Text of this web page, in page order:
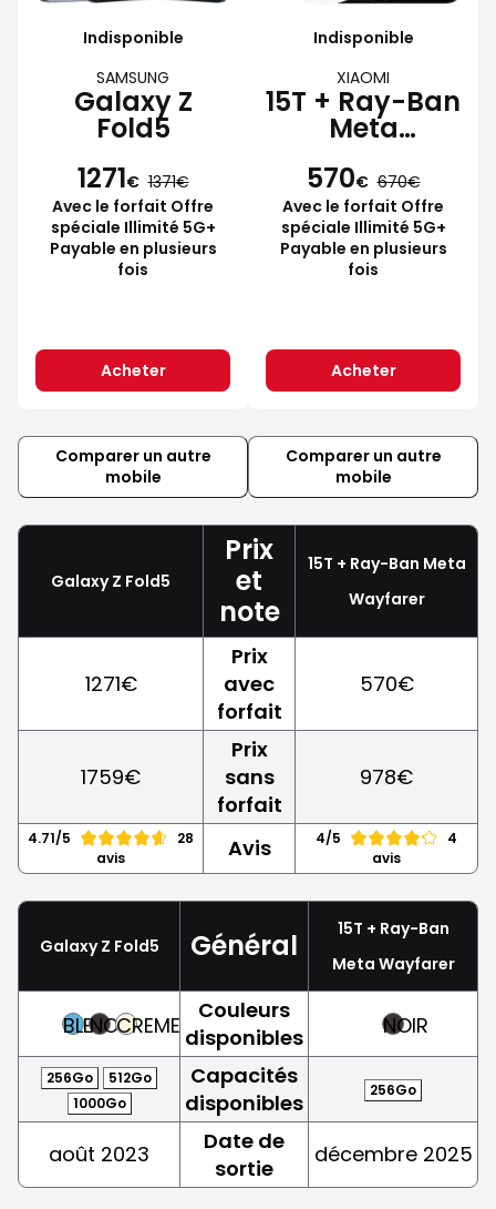
Indisponible
SAMSUNG
Galaxy Z
Fold5
1271€ 1371
Avec le forfait Offre
spéciale Illimité 5G+
Payable en plusieurs
fois
Acheter
Indisponible
XIAOMI
15T + Ray-Ban
Meta
570€ 670
Avec le forfait Offre
spéciale Illimité 5G+
Payable en plusieurs
fois
Acheter
Comparer un autre
mobile
Comparer un autre
mobile
Galaxy Z Fold5
Prix
et
note
15T + Ray-Ban Meta
Wayfarer
1271€
Prix
avec
forfait
570€
1759€
Prix
sans
forfait
978€
4.71/5
28
avis
Avis 4/5
4
avis
Galaxy Z Fold5 Général
15T + Ray-Ban
Meta Wayfarer
BLEUNOIRCREME
Couleurs
disponibles
NOIR
256Go
512Go
1000Go
Capacités
disponibles
256Go
août 2023
Date de
sortie
décembre 2025